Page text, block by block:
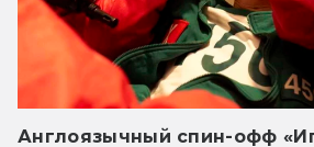
Англоязычный спин-офф